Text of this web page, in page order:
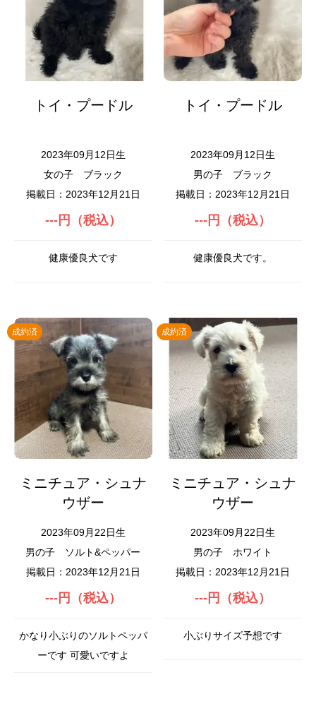
トイ・プードル
2023年09月12日生
女の子
ブラック
掲載日：2023年12月21日
---円（税込）
健康優良犬です
トイ・プードル
2023年09月12日生
男の子
ブラック
掲載日：2023年12月21日
---円（税込）
健康優良犬です。
成約済
ミニチュア・シュナ
ウザー
2023年09月22日生
男の子
ソルト&ペッパー
掲載日：2023年12月21日
---円（税込）
かなり小ぶりのソルトペッパ
ーです 可愛いですよ
成約済
ミニチュア・シュナ
ウザー
2023年09月22日生
男の子
ホワイト
掲載日：2023年12月21日
---円（税込）
小ぶりサイズ予想です